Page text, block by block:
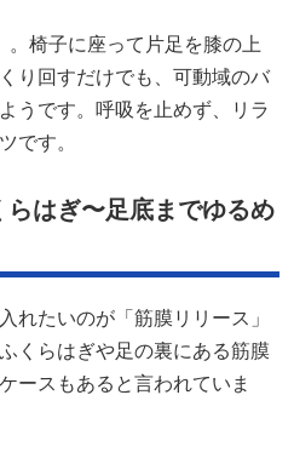
椅子に座って片足を膝の上
り回すだけでも、可動域のバ
うです。呼吸を止めず、リラ
です。
はぎ〜足底までゆるめ
れたいのが「筋膜リリース」
くらはぎや足の裏にある筋膜
ースもあると言われていま